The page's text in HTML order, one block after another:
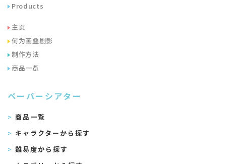
Products
主页
何为画叠剧影
制作方法
商品一览
ペーパーシアター
商品一覧
キャラクターから探す
難易度から探す